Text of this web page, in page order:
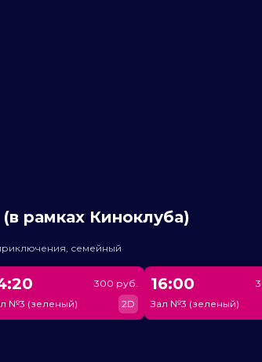
рамках Киноклуба)
семейный
№3 (зеленый)
300 руб.
2D
16:00
Зал №3 (зеленый)